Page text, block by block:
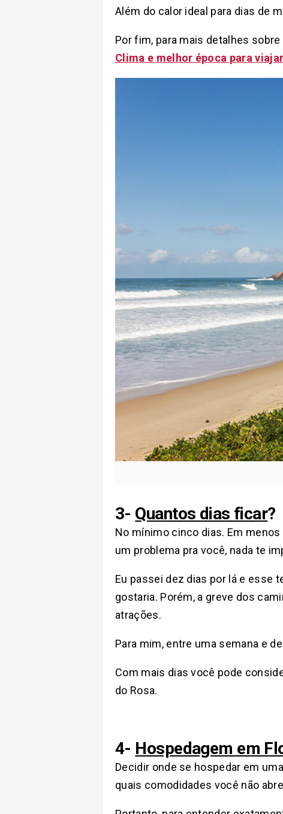
Além do calor ideal para dias de
Por fim, para mais detalhes
Clima e melhor época para
3- Quantos dias ficar?
No mínimo cinco dias. Em
um problema pra você, nada te
Eu passei dez dias por lá e esse
gostaria. Porém, a greve dos
atrações.
Para mim, entre uma semana e
Com mais dias você pode
do Rosa.
4- Hospedagem em
Decidir onde se hospedar em
quais comodidades você não